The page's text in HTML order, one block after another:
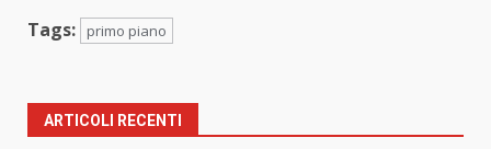
Tags: primo piano
ARTICOLI RECENTI